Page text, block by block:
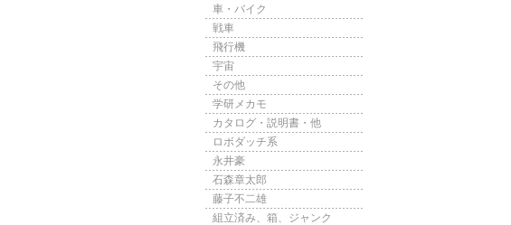
車・バイク
戦車
飛行機
宇宙
その他
学研メカモ
カタログ・説明書・他
ロボダッチ系
永井豪
石森章太郎
藤子不二雄
組立済み、箱、ジャンク